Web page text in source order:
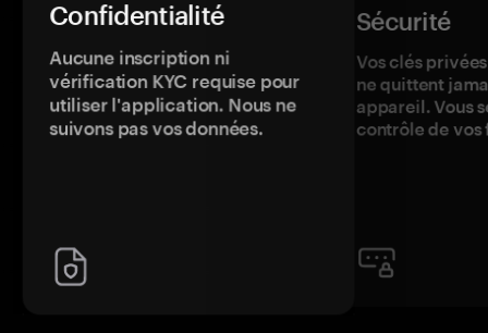
Confidentialité
Aucune inscription ni
vérification KYC requise pour
utiliser l'application. Nous ne
suivons pas vos données.
Sécurité
Vos clés
ne quittent
appareil. Vous
contrôle de vos